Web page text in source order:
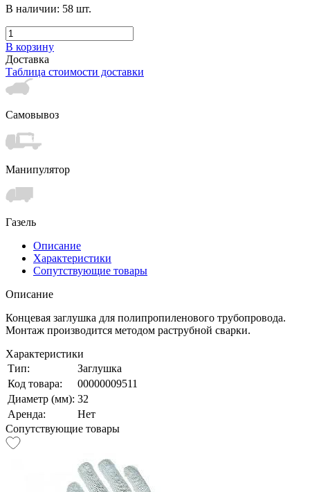
В наличии: 58 шт.
В корзину
Доставка
Таблица стоимости доставки
Самовывоз
Манипулятор
Газель
Описание
Характеристики
Сопутствующие товары
Описание
Концевая заглушка для полипропиленового трубопровода.
Монтаж производится методом раструбной сварки.
Характеристики
Тип:
Заглушка
Код товара:
00000009511
Диаметр (мм): 32
Аренда:
Нет
Сопутствующие товары